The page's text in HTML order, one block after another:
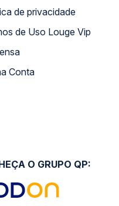
Política de privacidade
Termos de Uso Louge Vip
Minha Conta
O GRUPO QP: